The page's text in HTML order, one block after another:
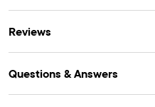
Prelavado para mayor
Reviews
Questions & Answers